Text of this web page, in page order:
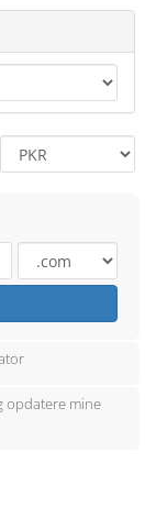
opdatere mine